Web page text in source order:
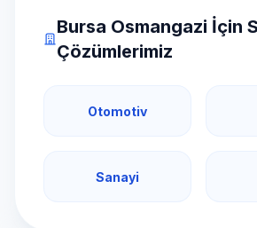
Bursa Osmangazi İçin
Çözümlerimiz
Otomotiv
Sanayi